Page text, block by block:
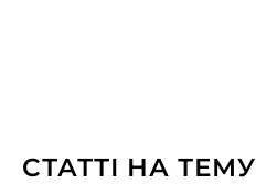
СТАТТІ НА ТЕМУ